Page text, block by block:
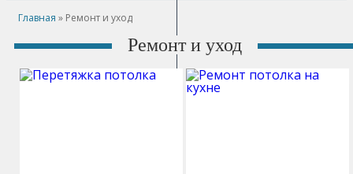
Главная » Ремонт и уход
Ремонт и уход